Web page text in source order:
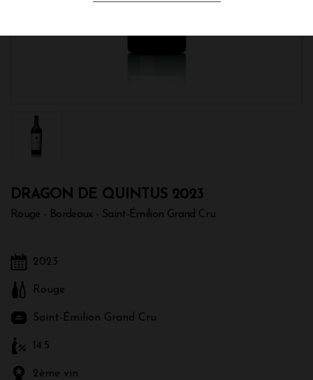
DRAGON DE QUINTUS 2023
Rouge - Bordeaux - Saint-Émilion Grand Cru
2023
Rouge
Saint-Émilion Grand Cru
14.5
2ème vin